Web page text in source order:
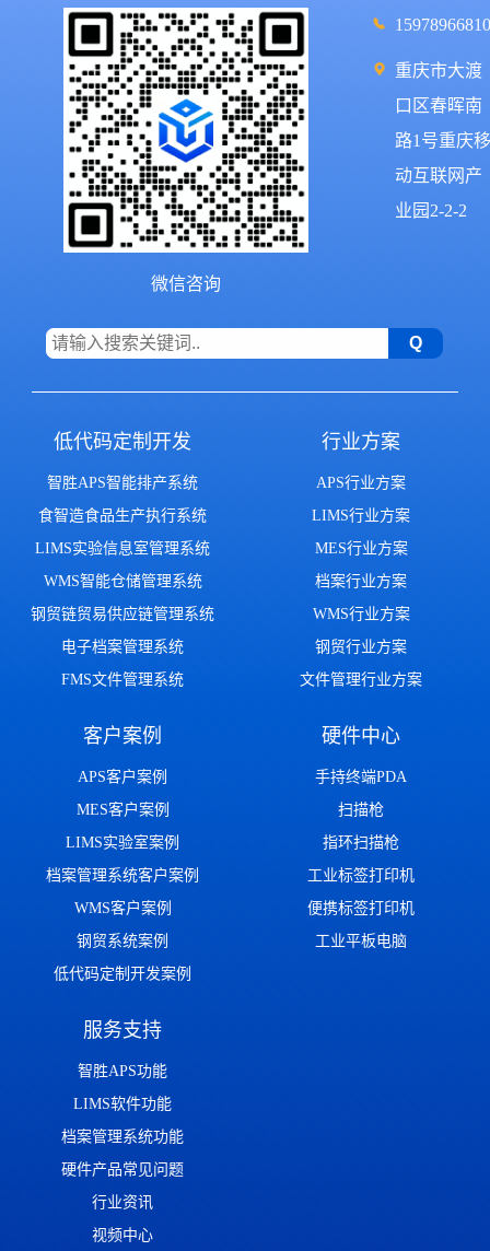
微信咨询
15978966810
重庆市大渡
口区春晖南
路1号重庆移
动互联网产
业园2-2-2
低代码定制开发
智胜APS智能排产系统
食智造食品生产执行系统
LIMS实验信息室管理系统
WMS智能仓储管理系统
钢贸链贸易供应链管理系统
电子档案管理系统
FMS文件管理系统
行业方案
APS行业方案
LIMS行业方案
MES行业方案
档案行业方案
WMS行业方案
钢贸行业方案
文件管理行业方案
客户案例
APS客户案例
MES客户案例
LIMS实验室案例
档案管理系统客户案例
WMS客户案例
钢贸系统案例
低代码定制开发案例
硬件中心
手持终端PDA
扫描枪
指环扫描枪
工业标签打印机
便携标签打印机
工业平板电脑
服务支持
智胜APS功能
LIMS软件功能
档案管理系统功能
硬件产品常见问题
行业资讯
视频中心